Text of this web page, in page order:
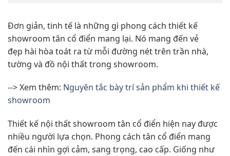
Đơn giản, tinh tế là những gì phong cách thiết kế
showroom tân cổ điển mang lại. Nó mang đến vẻ
đẹp hài hòa toát ra từ mỗi đường nét trên trần nhà,
tường và đồ nội thất trong showroom.
--> Xem thêm: Nguyên tắc bày trí sản phẩm khi thiết kế
showroom
Thiết kế nội thất showroom tân cổ điển hiện nay được
nhiều người lựa chọn. Phong cách tân cổ điển mang
đến cái nhìn gợi cảm, sang trọng, cao cấp. Giống như